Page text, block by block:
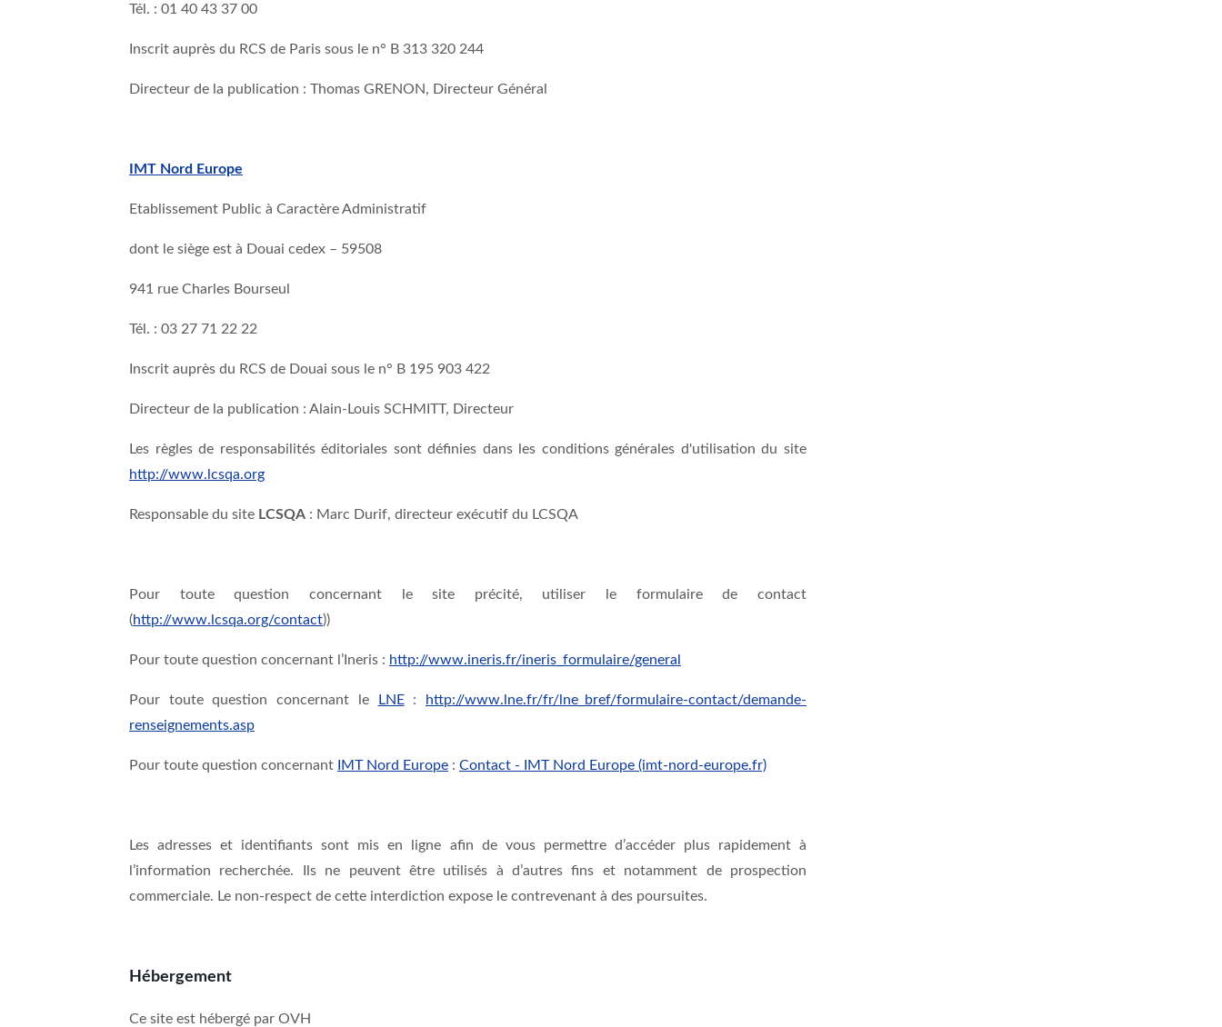
Tél. : 01 40 43 37 00
Inscrit auprès du RCS de Paris sous le n° B 313 320 244
Directeur de la publication : Thomas GRENON, Directeur Général
IMT Nord Europe
Etablissement Public à Caractère Administratif
dont le siège est à Douai cedex – 59508
941 rue Charles Bourseul
Tél. : 03 27 71 22 22
Inscrit auprès du RCS de Douai sous le n° B 195 903 422
Directeur de la publication : Alain-Louis SCHMITT, Directeur
Les règles de responsabilités éditoriales sont définies dans les conditions générales d'utilisation du site
http://www.lcsqa.org
Responsable du site LCSQA : Marc Durif, directeur exécutif du LCSQA
Pour toute question concernant le site précité, utiliser le formulaire de contact
(http://www.lcsqa.org/contact))
Pour toute question concernant l’Ineris : http://www.ineris.fr/ineris_formulaire/general
Pour toute question concernant le LNE: http://www.lne.fr/fr/lne_bref/formulaire-contact/demande-
renseignements.asp
Pour toute question concernant IMT Nord Europe : Contact - IMT Nord Europe (imt-nord-europe.fr)
Les adresses et identifiants sont mis en ligne afin de vous permettre d’accéder plus rapidement à
l’information recherchée. Ils ne peuvent être utilisés à d’autres fins et notamment de prospection
commerciale. Le non-respect de cette interdiction expose le contrevenant à des poursuites.
Hébergement
Ce site est hébergé par OVH